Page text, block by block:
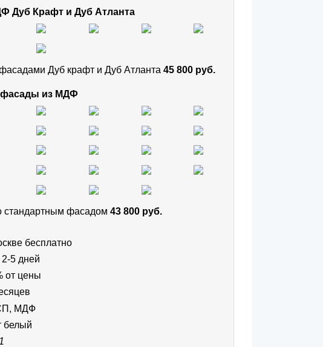
Дуб Крафт и Дуб Атланта
Дуб крафт и Дуб Атланта 45 800 руб.
из МДФ
стандартным фасадом 43 800 руб.
бесплатно
5 дней
от цены
МДФ
белый